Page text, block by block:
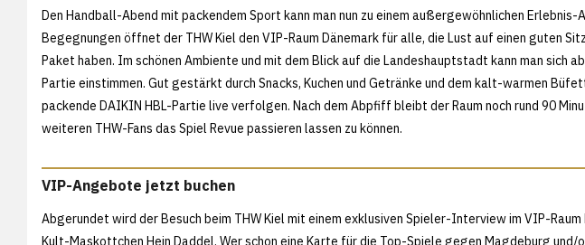
Den Handball-Abend mit packendem Sport kann man nun zu einem außergewöhnlichen Erlebnis-
Begegnungen öffnet der THW Kiel den VIP-Raum Dänemark für alle, die Lust auf einen guten
Paket haben. Im schönen Ambiente und mit dem Blick auf die Landeshauptstadt kann man sich
Partie einstimmen. Gut gestärkt durch Snacks, Kuchen und Getränke und dem kalt-warmen
packende DAIKIN HBL-Partie live verfolgen. Nach dem Abpfiff bleibt der Raum noch rund 90
weiteren THW-Fans das Spiel Revue passieren lassen zu können.
VIP-Angebote jetzt buchen
Abgerundet wird der Besuch beim THW Kiel mit einem exklusiven Spieler-Interview im VIP-
Kult-Maskottchen Hein Daddel. Wer schon eine Karte für die Top-Spiele gegen Magdeburg und/